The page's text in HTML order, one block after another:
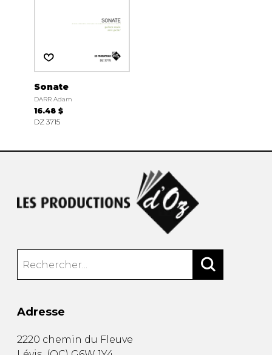
Sonate
DARR Adam
16.48 $
DZ 3715
Adresse
2220 chemin du Fleuve